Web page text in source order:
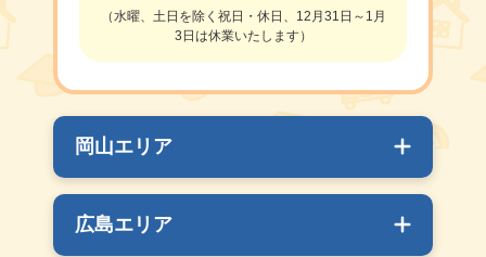
（水曜、土日を除く祝日・休日、12月31日～1月
3日は休業いたします）
岡山エリア
広島エリア